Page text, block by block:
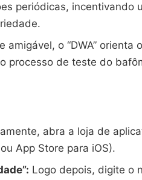
periódicas, incentivando
amigável, o “DWA” orienta
processo de teste do
abra a loja de
App Store para iOS).
Logo depois, digite o